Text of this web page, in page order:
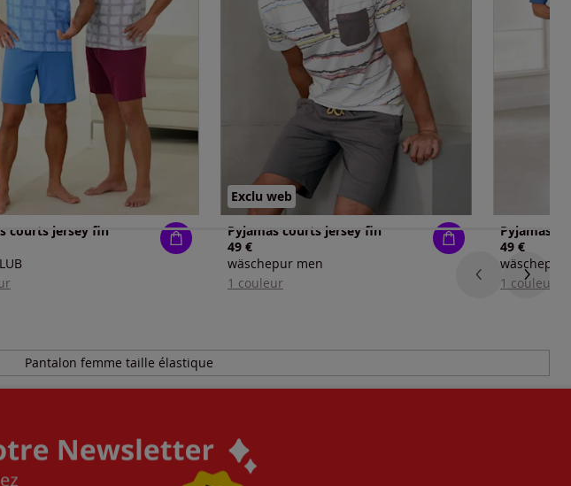
courts jersey fin
Exclu web
Pyjamas courts jersey fin
49 €
wäschepur men
1 couleur
Pyjamas
49 €
wäschepur
1 couleur
Pantalon femme taille élastique